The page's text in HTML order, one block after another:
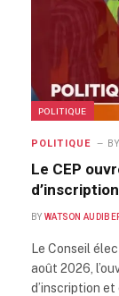
POLITIQUE
POLITIQUE BY
Le CEP
BY WATSON
Le Conseil
août 2026,
d’inscription